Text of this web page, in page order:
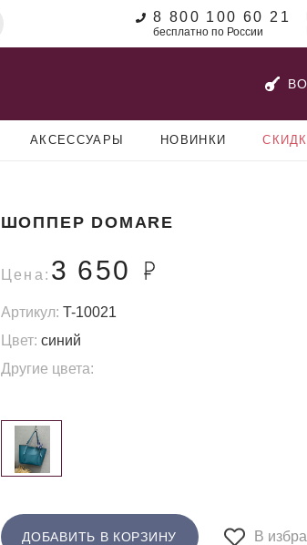
8 800 100 60 21
бесплатно по России
АКСЕССУАРЫ НОВИНКИ
ШОППЕР DOMARE
Цена: 3 650
Артикул: T-10021
Цвет: синий
Другие цвета:
ДОБАВИТЬ В КОРЗИНУ В